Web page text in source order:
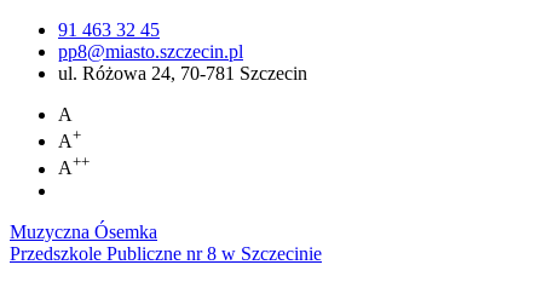
91 463 32 45
pp8@miasto.szczecin.pl
ul. Różowa 24, 70-781 Szczecin
A
A+
A++
Muzyczna Ósemka
Przedszkole Publiczne nr 8 w Szczecinie